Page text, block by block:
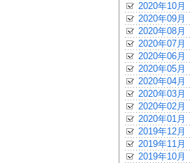
2020年10月
2020年09月
2020年08月
2020年07月
2020年06月
2020年05月
2020年04月
2020年03月
2020年02月
2020年01月
2019年12月
2019年11月
2019年10月